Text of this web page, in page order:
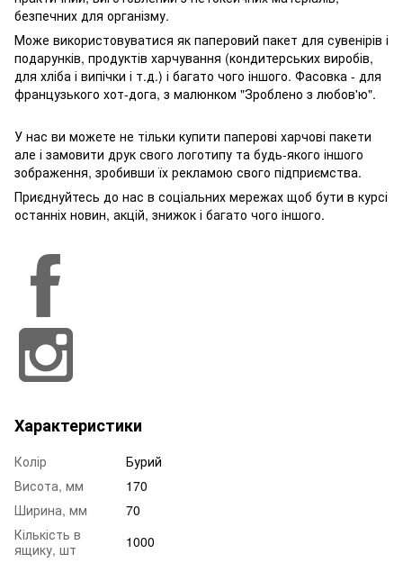
безпечних для організму.
Може використовуватися як паперовий пакет для сувенірів і
подарунків, продуктів харчування (кондитерських виробів,
для хліба і випічки і т.д.) і багато чого іншого. Фасовка - для
французького хот-дога, з малюнком "Зроблено з любов'ю".
У нас ви можете не тільки купити паперові харчові пакети
але і замовити друк свого логотипу та будь-якого іншого
зображення, зробивши їх рекламою свого підприємства.
Приєднуйтесь до нас в соціальних мережах щоб бути в курсі
останніх новин, акцій, знижок і багато чого іншого.
Характеристики
Колір
Бурий
Висота, мм
170
Ширина, мм
70
Кількість в
ящику, шт
1000